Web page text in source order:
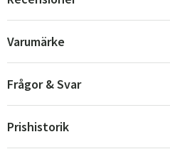
Varumärke
Frågor & Svar
Prishistorik